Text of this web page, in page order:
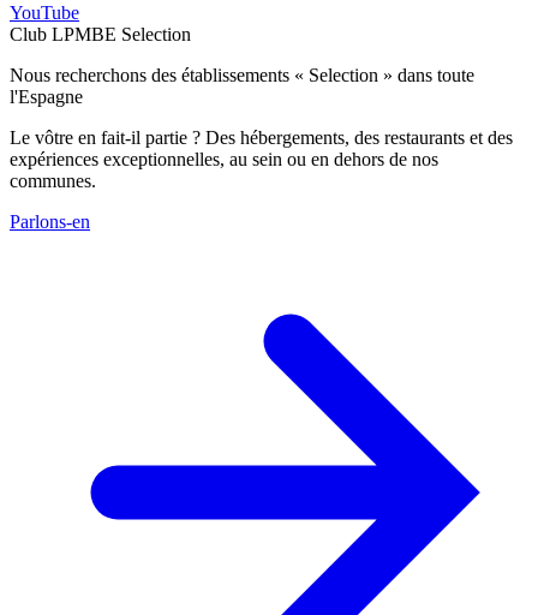
YouTube
Club LPMBE Selection
Nous recherchons des établissements « Selection » dans toute
l'Espagne
Le vôtre en fait-il partie ? Des hébergements, des restaurants et des
expériences exceptionnelles, au sein ou en dehors de nos
communes.
Parlons-en